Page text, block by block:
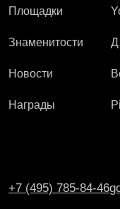
Площадки
Знаменитости
Новости
Награды
+7 (495) 785-84-46